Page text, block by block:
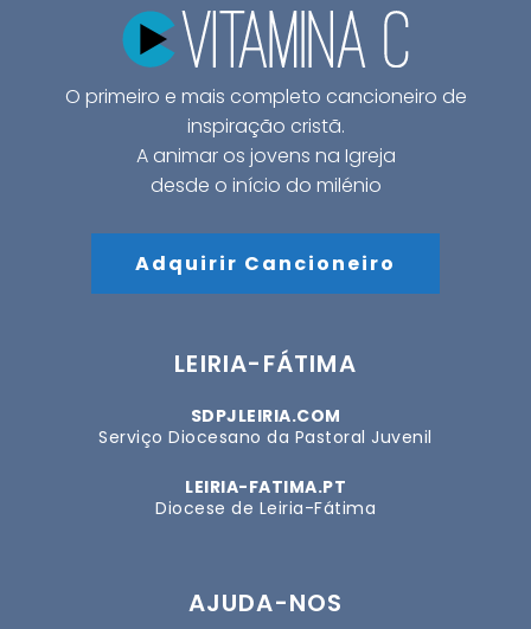
O primeiro e mais completo cancioneiro de
inspiração cristã.
A animar os jovens na Igreja
desde o início do milénio
Adquirir Cancioneiro
LEIRIA-FÁTIMA
SDPJLEIRIA.COM
Serviço Diocesano da Pastoral Juvenil
LEIRIA-FATIMA.PT
Diocese de Leiria-Fátima
AJUDA-NOS